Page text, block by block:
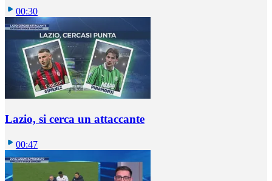
00:30
Lazio, si cerca un attaccante
00:47